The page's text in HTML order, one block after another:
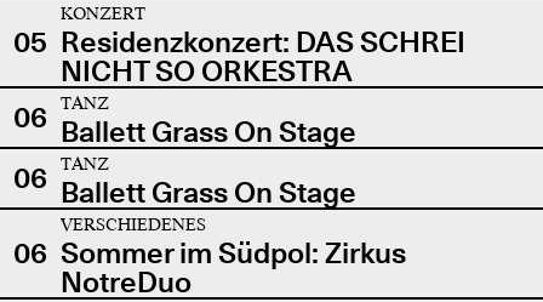
05
KONZERT
Residenzkonzert: DAS SCHREI
NICHT SO ORKESTRA
06
TANZ
Ballett Grass On Stage
06
TANZ
Ballett Grass On Stage
06
VERSCHIEDENES
Sommer im Südpol: Zirkus
NotreDuo